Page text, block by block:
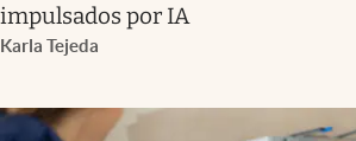
impulsados por IA
Karla Tejeda